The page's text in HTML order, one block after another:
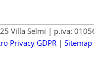
Villa Selmi | p.iva:
Privacy GDPR| Sitemap